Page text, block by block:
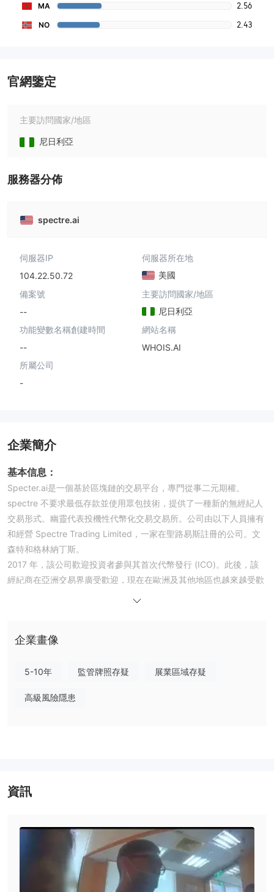
MA 2.56
NO 2.43
官網鑒定
主要訪問國家/地區
尼日利亞
服務器分佈
spectre.ai
伺服器IP
104.22.50.72
伺服器所在地
美國
備案號
--
主要訪問國家/地區
尼日利亞
功能變數名稱創建時間
--
網站名稱
WHOIS.AI
所屬公司
-
企業簡介
基本信息：
Specter.ai是一個基於區塊鏈的交易平台，專門從事二元期權。
spectre 不要求最低存款並使用眾包技術，提供了一種新的無經紀人
交易形式。幽靈代表投機性代幣化交易交易所。公司由以下人員擁有
和經營 Spectre Trading Limited，一家在聖路易斯註冊的公司。文
森特和格林納丁斯。
2017 年，該公司歡迎投資者參與其首次代幣發行 (ICO)。此後，該
經紀商在亞洲交易界廣受歡迎，現在在歐洲及其他地區也越來越受歡
網絡上。系統會自動將新訂單與訂單簿匹配。如果沒有反對交易，則
監管信息：許可證
請注意風險！
在包括外彙在內的多個市場進行交易。 EPIC 合約基於歷史市場波動
易，並且全天候可用。
數字合約的支出範圍為 5%-200%，具體取決於資產、到期日和一天
中的時間。 Specter.ai允許在指示性入場價 (iep) 與現貨價格一致的
情況下對大多數資產和到期日進行無差價入場。然而，對於流動性非
企業畫像
5-10年 監管牌照存疑 展業區域存疑
高級風險隱患
資訊